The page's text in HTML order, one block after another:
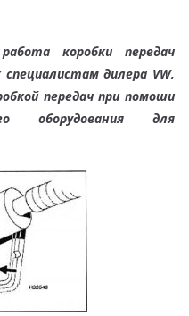
коробки передач
дилера VW,
передач при помоши
оборудования для